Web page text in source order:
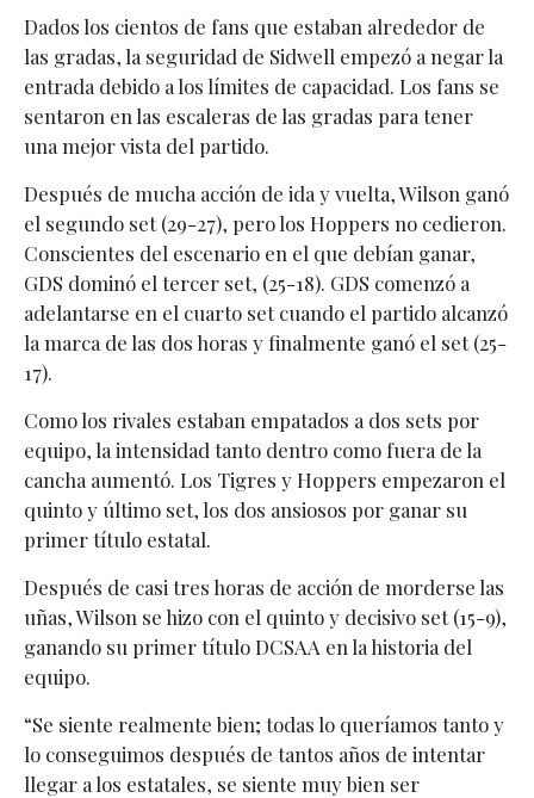
Dados los cientos de fans que estaban alrededor de
las gradas, la seguridad de Sidwell empezó a negar la
entrada debido a los límites de capacidad. Los fans se
sentaron en las escaleras de las gradas para tener
una mejor vista del partido.
Después de mucha acción de ida y vuelta, Wilson ganó
el segundo set (29-27), pero los Hoppers no cedieron.
Conscientes del escenario en el que debían ganar,
GDS dominó el tercer set, (25-18). GDS comenzó a
adelantarse en el cuarto set cuando el partido alcanzó
la marca de las dos horas y finalmente ganó el set (25-
17).
Como los rivales estaban empatados a dos sets por
equipo, la intensidad tanto dentro como fuera de la
cancha aumentó. Los Tigres y Hoppers empezaron el
quinto y último set, los dos ansiosos por ganar su
primer título estatal.
Después de casi tres horas de acción de morderse las
uñas, Wilson se hizo con el quinto y decisivo set (15-9),
ganando su primer título DCSAA en la historia del
equipo.
“Se siente realmente bien; todas lo queríamos tanto y
lo conseguimos después de tantos años de intentar
llegar a los estatales, se siente muy bien ser